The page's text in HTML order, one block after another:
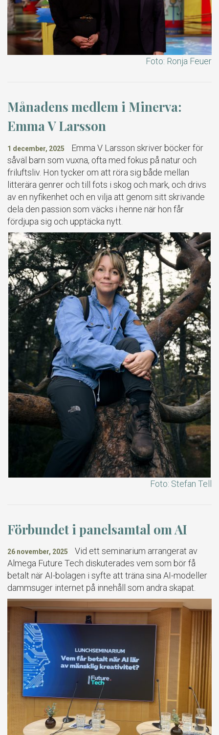
Foto: Ronja Feuer
Månadens medlem i Minerva:
Emma V Larsson
1 december, 2025
Emma V Larsson skriver böcker för
såväl barn som vuxna, ofta med fokus på natur och
friluftsliv. Hon tycker om att röra sig både mellan
litterära genrer och till fots i skog och mark, och drivs
av en nyfikenhet och en vilja att genom sitt skrivande
dela den passion som väcks i henne när hon får
fördjupa sig och upptäcka nytt.
Foto: Stefan Tell
Förbundet i panelsamtal om AI
26 november, 2025
Vid ett seminarium arrangerat av
Almega Future Tech diskuterades vem som bör få
betalt när AI-bolagen i syfte att träna sina AI-modeller
dammsuger internet på innehåll som andra skapat.